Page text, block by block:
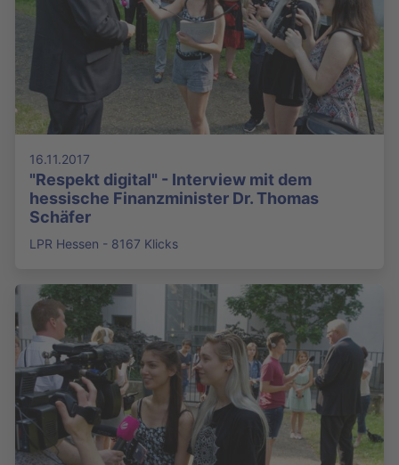
16.11.2017
"Respekt digital" - Interview mit dem
hessische Finanzminister Dr. Thomas
Schäfer
LPR Hessen - 8167 Klicks